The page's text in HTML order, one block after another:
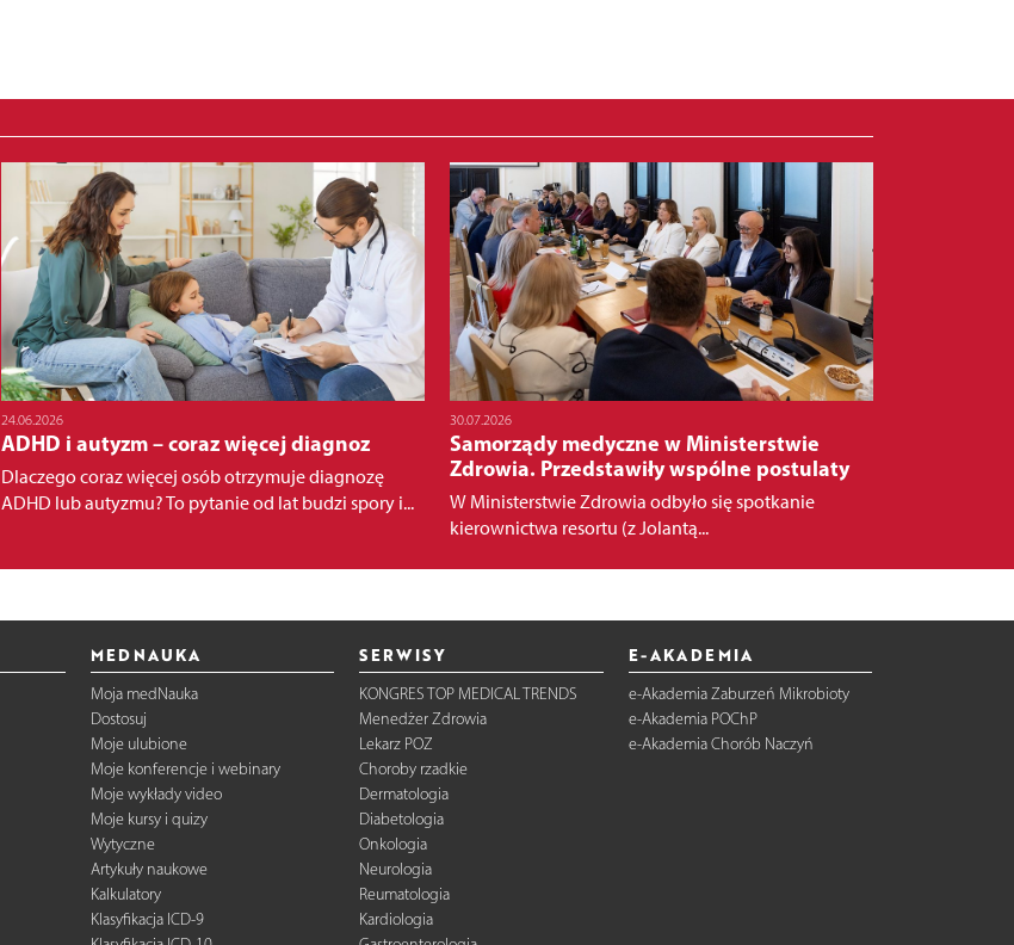
24.06.2026
ADHD i autyzm – coraz więcej diagnoz
Dlaczego coraz więcej osób otrzymuje diagnozę
ADHD lub autyzmu? To pytanie od lat budzi spory i...
30.07.2026
Samorządy medyczne w Ministerstwie
Zdrowia. Przedstawiły wspólne postulaty
W Ministerstwie Zdrowia odbyło się spotkanie
kierownictwa resortu (z Jolantą...
MEDNAUKA
Moja medNauka
Dostosuj
Moje ulubione
Moje konferencje i webinary
Moje wykłady video
Moje kursy i quizy
Wytyczne
Artykuły naukowe
Kalkulatory
Klasyfikacja ICD-9
SERWISY
KONGRES TOP MEDICAL TRENDS
Menedżer Zdrowia
Lekarz POZ
Choroby rzadkie
Dermatologia
Diabetologia
Onkologia
Neurologia
Reumatologia
Kardiologia
E-AKADEMIA
e-Akademia Zaburzeń Mikrobioty
e-Akademia POChP
e-Akademia Chorób Naczyń